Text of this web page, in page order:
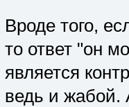
Вроде того,
то ответ "он
является
ведь и жабой.